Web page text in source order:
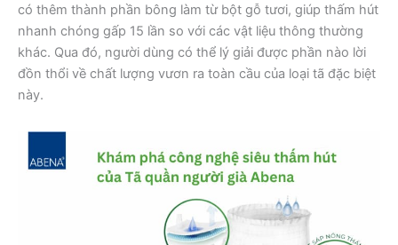
có thêm thành phần bông làm từ bột gỗ tươi, giúp thấm hút
nhanh chóng gấp 15 lần so với các vật liệu thông thường
khác. Qua đó, người dùng có thể lý giải được phần nào lời
đồn thổi về chất lượng vươn ra toàn cầu của loại tã đặc biệt
này.